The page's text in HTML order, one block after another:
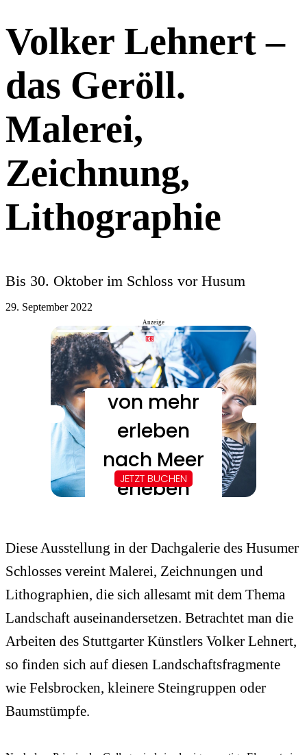
Volker Lehnert –
das Geröll.
Malerei,
Zeichnung,
Lithographie
Bis 30. Oktober im Schloss vor Husum
29. September 2022
Anzeige
Diese Ausstellung in der Dachgalerie des Husumer
Schlosses vereint Malerei, Zeichnungen und
Lithographien, die sich allesamt mit dem Thema
Landschaft auseinandersetzen. Betrachtet man die
Arbeiten des Stuttgarter Künstlers Volker Lehnert,
so finden sich auf diesen Landschaftsfragmente
wie Felsbrocken, kleinere Steingruppen oder
Baumstümpfe.